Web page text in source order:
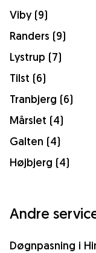
Viby (9)
Randers (9)
Lystrup (7)
Tilst (6)
Tranbjerg (6)
Mårslet (4)
Galten (4)
Højbjerg (4)
Andre
Døgnpasning i